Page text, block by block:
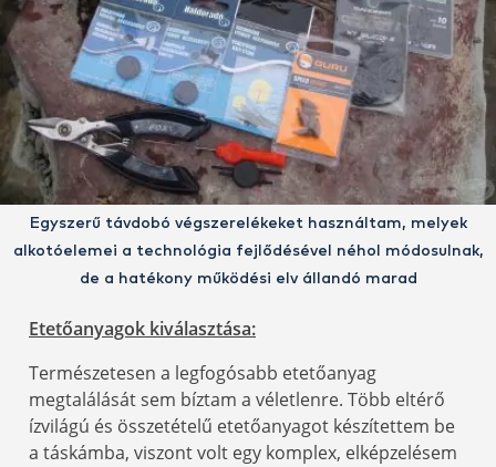
Egyszerű távdobó végszerelékeket használtam, melyek
alkotóelemei a technológia fejlődésével néhol módosulnak,
de a hatékony működési elv állandó marad
Etetőanyagok kiválasztása:
Természetesen a legfogósabb etetőanyag
megtalálását sem bíztam a véletlenre. Több eltérő
ízvilágú és összetételű etetőanyagot készítettem be
a táskámba, viszont volt egy komplex, elképzelésem